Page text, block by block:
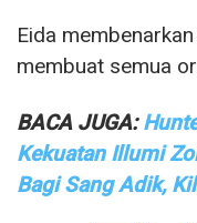
Eida
membuat semua
BACA JUGA:
Kekuatan Illumi
Bagi Sang Adik,